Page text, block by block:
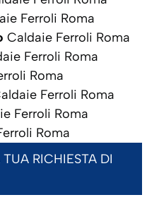
Ferroli Roma
Caldaie Ferroli Roma
Ferroli Roma
Roma
Ferroli Roma
Ferroli Roma
Roma
RICHIESTA DI